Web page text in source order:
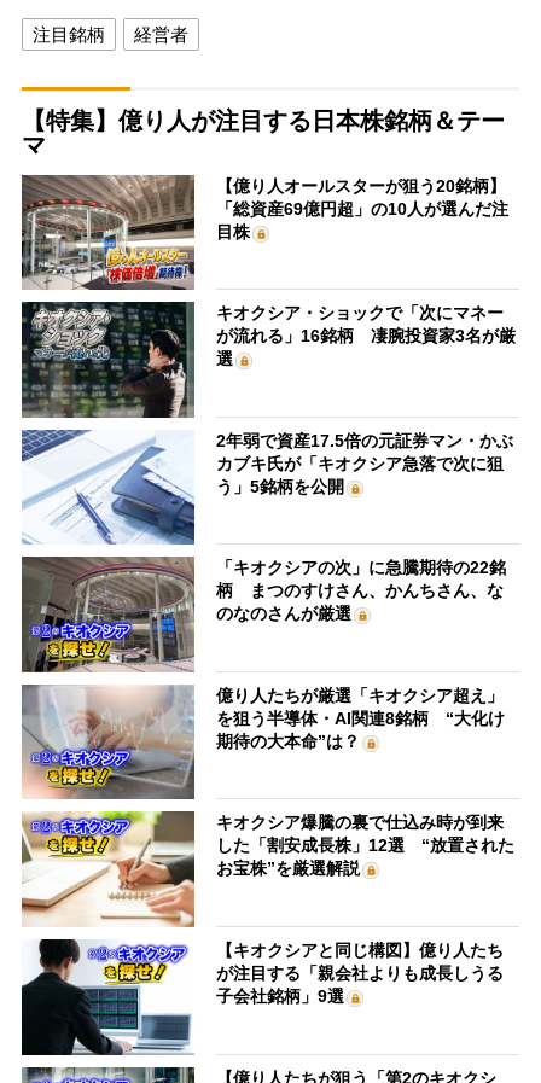
注目銘柄 経営者
【特集】億り人が注目する日本株銘柄＆テー
マ
【億り人オールスターが狙う20銘柄】
「総資産69億円超」の10人が選んだ注
目株
キオクシア・ショックで「次にマネー
が流れる」16銘柄 凄腕投資家3名が厳
選
2年弱で資産17.5倍の元証券マン・かぶ
カブキ氏が「キオクシア急落で次に狙
う」5銘柄を公開
「キオクシアの次」に急騰期待の22銘
柄 まつのすけさん、かんちさん、な
のなのさんが厳選
億り人たちが厳選「キオクシア超え」
を狙う半導体・AI関連8銘柄 “大化け
期待の大本命”は？
キオクシア爆騰の裏で仕込み時が到来
した「割安成長株」12選 “放置された
お宝株”を厳選解説
【キオクシアと同じ構図】億り人たち
が注目する「親会社よりも成長しうる
子会社銘柄」9選
【億り人たちが狙う「第2のキオクシ